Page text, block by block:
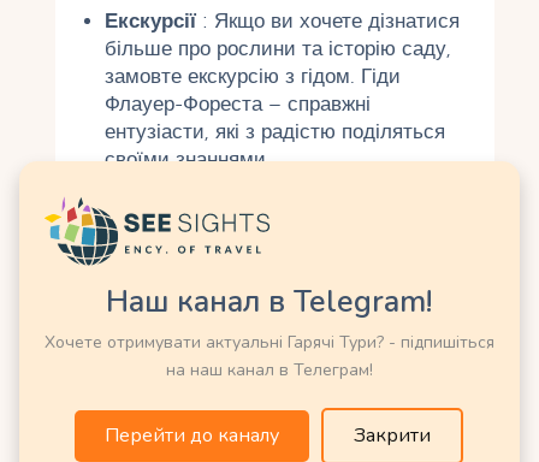
Екскурсії: Якщо ви хочете дізнатися
більше про рослини та історію саду,
замовте екскурсію з гідом. Гіди
Флауер-Фореста – справжні
ентузіасти, які з радістю поділяться
своїми знаннями.
фотографів. Не забудьте зарядити
камеру або телефон, щоб відобразити
панорамні види.
Як дістатися
Флауер-Форест знаходиться в парафії Сент-
Джозеф, приблизно за 30 хвилин їзди від
Наш канал в Telegram!
Хочете отримувати актуальні Гарячі Тури? - підпишіться
на наш канал в Телеграм!
Перейти до каналу Закрити